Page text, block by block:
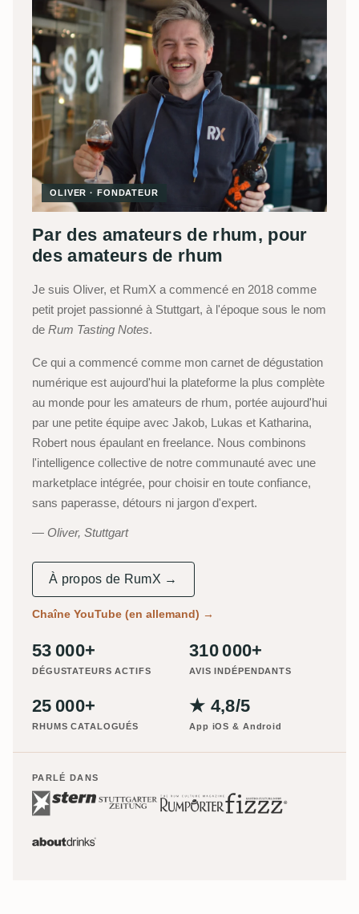
OLIVER · FONDATEUR
Par des amateurs de rhum, pour
des amateurs de rhum
Je suis Oliver, et RumX a commencé en 2018 comme
petit projet passionné à Stuttgart, à l'époque sous le nom
de Rum Tasting Notes.
Ce qui a commencé comme mon carnet de dégustation
numérique est aujourd'hui la plateforme la plus complète
au monde pour les amateurs de rhum, portée aujourd'hui
par une petite équipe avec Jakob, Lukas et Katharina,
Robert nous épaulant en freelance. Nous combinons
l'intelligence collective de notre communauté avec une
marketplace intégrée, pour choisir en toute confiance,
sans paperasse, détours ni jargon d'expert.
Oliver, Stuttgart
À propos de RumX →
Chaîne YouTube (en allemand) →
53 000+
DÉGUSTATEURS ACTIFS
310 000+
AVIS INDÉPENDANTS
25 000+
RHUMS CATALOGUÉS
★ 4,8/5
App iOS & Android
PARLÉ DANS